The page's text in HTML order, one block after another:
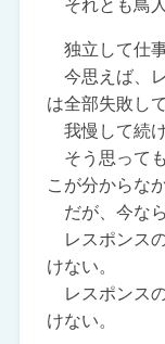
それとも鳥人
独立して仕
今思えば、
は全部失敗し
我慢して続
そう思って
こが分からな
だが、今なら
レスポンス
けない。
レスポンス
けない。